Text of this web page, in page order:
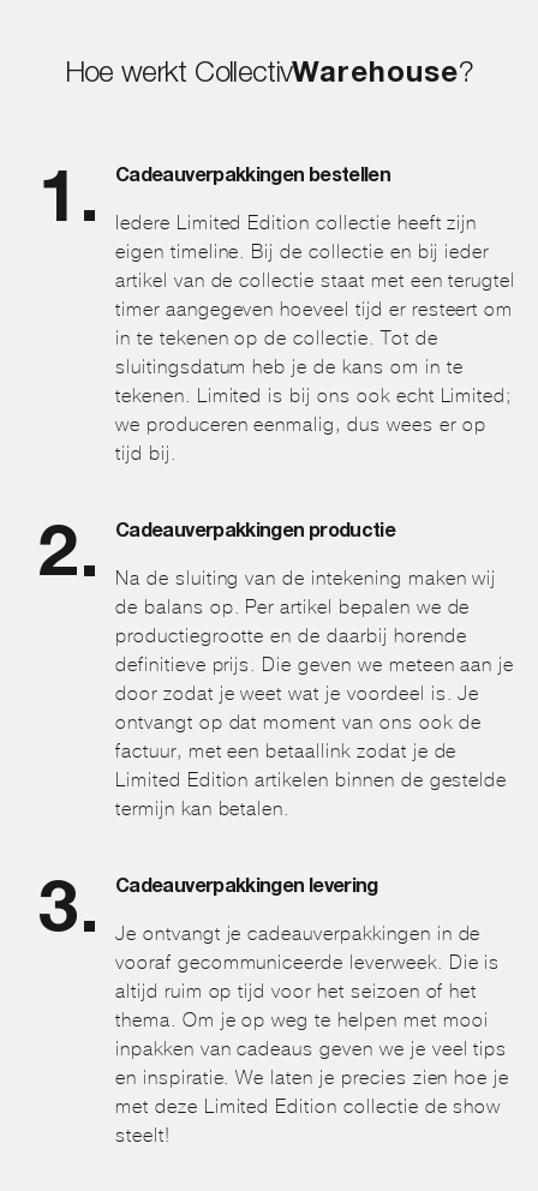
Hoe werkt CollectivWarehouse?
Cadeauverpakkingen bestellen
Iedere Limited Edition collectie heeft zijn
eigen timeline. Bij de collectie en bij ieder
artikel van de collectie staat met een terugtel
timer aangegeven hoeveel tijd er resteert om
in te tekenen op de collectie. Tot de
sluitingsdatum heb je de kans om in te
tekenen. Limited is bij ons ook echt Limited;
we produceren eenmalig, dus wees er op
tijd bij.
Cadeauverpakkingen productie
Na de sluiting van de intekening maken wij
de balans op. Per artikel bepalen we de
productiegrootte en de daarbij horende
definitieve prijs. Die geven we meteen aan je
door zodat je weet wat je voordeel is. Je
ontvangt op dat moment van ons ook de
factuur, met een betaallink zodat je de
Limited Edition artikelen binnen de gestelde
termijn kan betalen.
Cadeauverpakkingen levering
Je ontvangt je cadeauverpakkingen in de
vooraf gecommuniceerde leverweek. Die is
altijd ruim op tijd voor het seizoen of het
thema. Om je op weg te helpen met mooi
inpakken van cadeaus geven we je veel tips
en inspiratie. We laten je precies zien hoe je
met deze Limited Edition collectie de show
steelt!